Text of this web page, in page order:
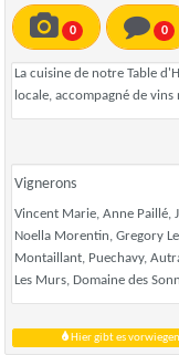
0 0
La cuisine de notre Table
locale, accompagné de
Vignerons
Vincent Marie, Anne Paillé,
Noella Morentin, Gregory
Montaillant, Puechavy,
Les Murs, Domaine des
Hier gibt es